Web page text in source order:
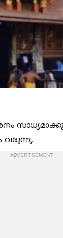
വരുന്നു.
ADVERTISEMENT